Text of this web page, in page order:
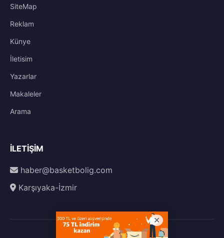
SiteMap
Reklam
Künye
İletisim
Yazarlar
Makaleler
Arama
İLETIŞIM
haber@basketbolig.com
Karşıyaka-İzmir